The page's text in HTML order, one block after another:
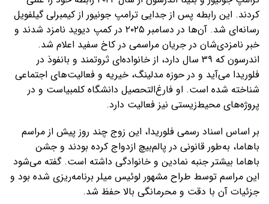
کردند. این رابطه پس از جدایی ترامپ جونیور از کیمبرلی گیلفویل
رسانه‌ای شد. آن‌ها در دسامبر ۲۰۲۵ در کمپ دیوید نامزد شدند و
خبر نامزدی‌شان در جریان مراسمی در کاخ سفید اعلام شد.
اندرسون که ۳۹ سال دارد، از خانواده‌ای ثروتمند و بانفوذ در
فلوریدا می‌آید و در حوزه مدلینگ، خیریه و فعالیت‌های اجتماعی
شناخته شده است. او فارغ‌التحصیل دانشگاه کلمبیاست و در
پروژه‌های محیط‌زیستی نیز فعالیت دارد.
بر اساس اسناد رسمی فلوریدا، این زوج چند روز پیش از مراسم
باهاما، به‌طور قانونی در پالم‌بیچ ازدواج کرده بودند و جشن
باهاما بیشتر جنبه نمادین و خانوادگی داشته است. گفته می‌شود
این مراسم توسط طراح مشهور لوئیس میلر برنامه‌ریزی شده بود و
جزئیات آن با دقت و محرمانگی بالا حفظ شد.